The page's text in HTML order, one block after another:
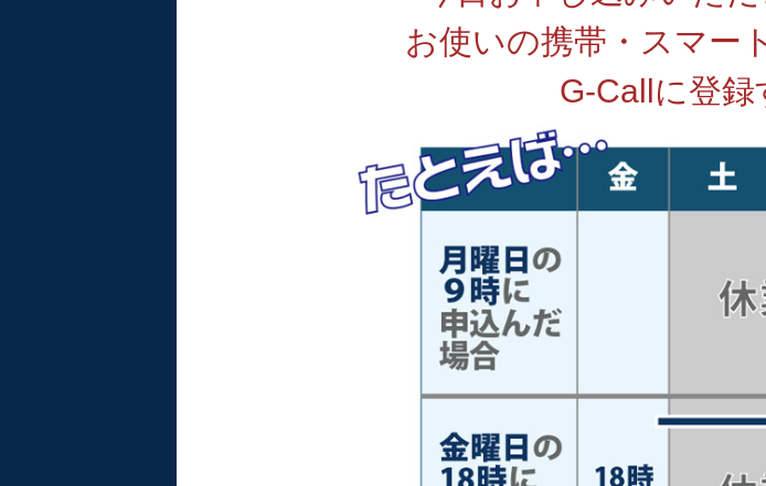
お使いの携帯・スマー
G-Callに登録